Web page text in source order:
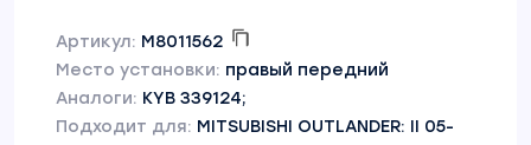
Артикул: M8011562
Место установки: правый передний
Аналоги: KYB 339124;
Подходит для: MITSUBISHI OUTLANDER: II 05-